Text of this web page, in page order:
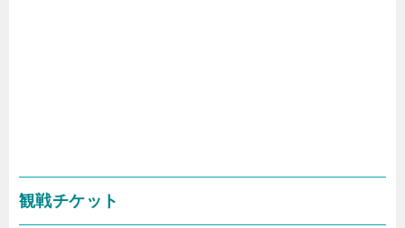
観戦チケット